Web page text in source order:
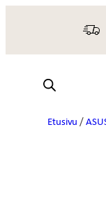
Etusivu /